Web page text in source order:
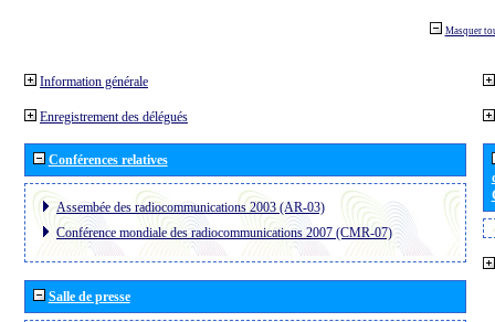
Masquer
Information générale
Enregistrement des délégués
Conférences relatives
Assembée des radiocommunications 2003 (AR-03)
Conférence mondiale des radiocommunications 2007 (CMR-07)
Salle de presse